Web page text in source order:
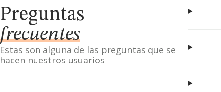
Preguntas
frecuentes
Estas son alguna de las preguntas que se
hacen nuestros usuarios